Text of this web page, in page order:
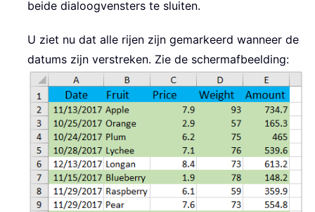
beide dialoogvensters te sluiten.
U ziet nu dat alle rijen zijn gemarkeerd wanneer de
datums zijn verstreken. Zie de schermafbeelding: